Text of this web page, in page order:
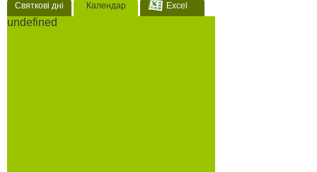
Святкові дні Календар Excel
undefined